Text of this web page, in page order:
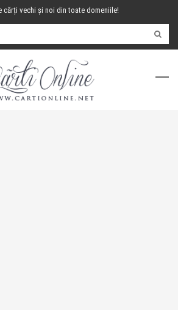
cărți vechi și noi din toate domeniile!